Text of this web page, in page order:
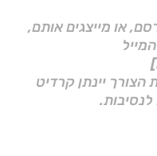
או מייצגים אותם,
הצורך יינתן קרדיט